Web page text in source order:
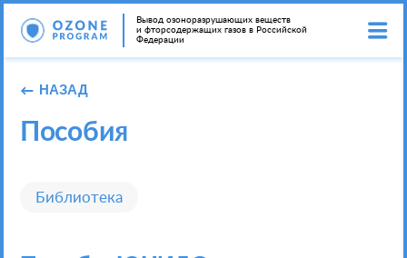
Вывод озоноразрушающих веществ
и фторсодержащих газов в Российской
Федерации
НАЗАД
Пособия
Библиотека